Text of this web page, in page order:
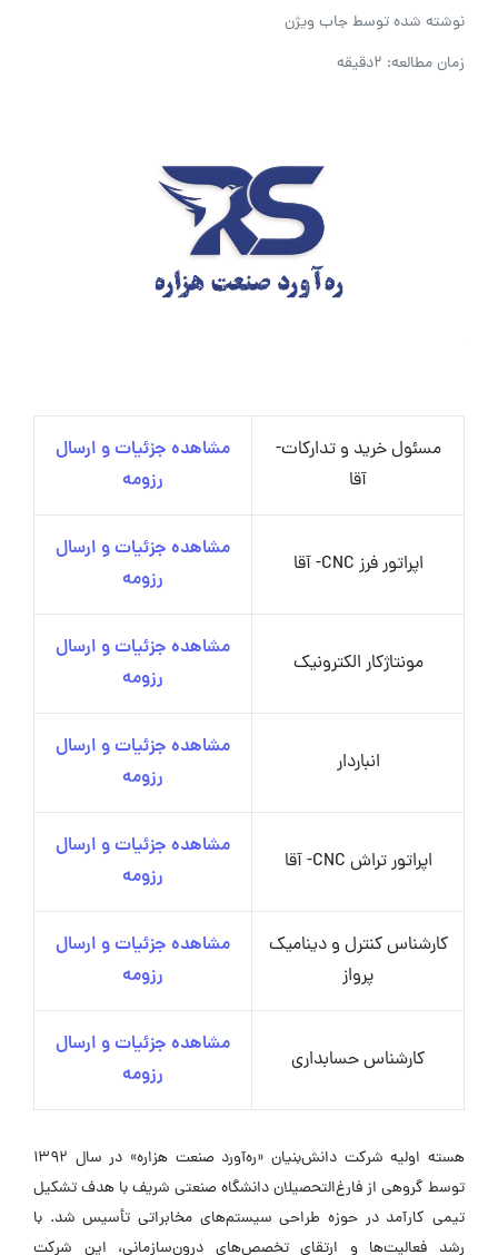
نوشته شده توسطجاب ویژن
زمان مطالعه: 2دقیقه
مسئول خرید و تدارکات-
آقا
مشاهده جزئیات و ارسال
رزومه
اپراتور فرز CNC- آقا
مشاهده جزئیات و ارسال
رزومه
مونتاژکار الکترونیک
مشاهده جزئیات و ارسال
رزومه
انباردار
مشاهده جزئیات و ارسال
رزومه
اپراتور تراش CNC- آقا
مشاهده جزئیات و ارسال
رزومه
کارشناس کنترل و دینامیک
پرواز
مشاهده جزئیات و ارسال
رزومه
کارشناس حسابداری
مشاهده جزئیات و ارسال
رزومه
هسته اولیه شرکت دانش‌بنیان «ره‌آورد صنعت هزاره» در سال ۱۳۹۲
توسط گروهی از فارغ‌التحصیلان دانشگاه صنعتی شریف با هدف تشکیل
تیمی کارآمد در حوزه طراحی سیستم‌های مخابراتی تأسیس شد. با
رشد فعالیت‌ها و ارتقای تخصص‌های درون‌سازمانی، این شرکت